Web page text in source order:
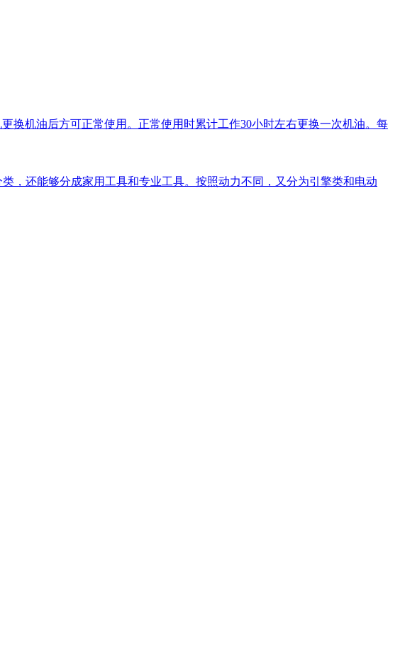
换机油后方可正常使用。正常使用时累计工作30小时左右更换一次机油。每
，还能够分成家用工具和专业工具。按照动力不同，又分为引擎类和电动